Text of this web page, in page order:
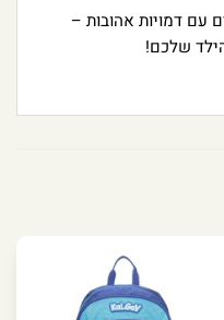
עם דמויות אהובות –
שלכם!